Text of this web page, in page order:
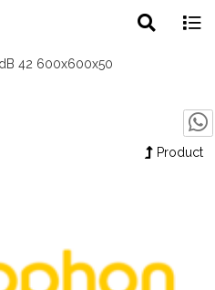
42 600x600x50
Product